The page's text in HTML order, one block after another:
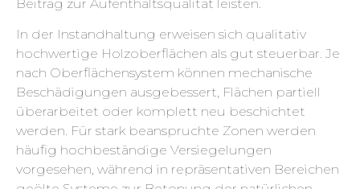
Beitrag zur Aufenthaltsqualität leisten.
In der Instandhaltung erweisen sich qualitativ
hochwertige Holzoberflächen als gut steuerbar. Je
nach Oberflächensystem können mechanische
Beschädigungen ausgebessert, Flächen partiell
überarbeitet oder komplett neu beschichtet
werden. Für stark beanspruchte Zonen werden
häufig hochbeständige Versiegelungen
vorgesehen, während in repräsentativen Bereichen